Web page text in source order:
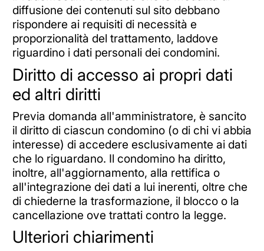
diffusione dei contenuti sul sito debbano
rispondere ai requisiti di necessità e
proporzionalità del trattamento, laddove
riguardino i dati personali dei condomini.
Diritto di accesso ai propri dati
ed altri diritti
Previa domanda all'amministratore, è sancito
il diritto di ciascun condomino (o di chi vi abbia
interesse) di accedere esclusivamente ai dati
che lo riguardano. Il condomino ha diritto,
inoltre, all'aggiornamento, alla rettifica o
all'integrazione dei dati a lui inerenti, oltre che
di chiederne la trasformazione, il blocco o la
cancellazione ove trattati contro la legge.
Ulteriori chiarimenti